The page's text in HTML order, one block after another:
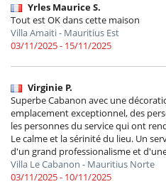
Yrles Maurice S.
Tout est OK dans cette maison
Villa Amaiti - Mauritius Est
03/11/2025 - 15/11/2025
Virginie P.
Superbe Cabanon avec une
emplacement exceptionnel, des
les personnes du service qui ont
Le calme et la sérinité du lieu. Un
d'un grand professionalisme et
Villa Le Cabanon - Mauritius Norte
03/11/2025 - 10/11/2025